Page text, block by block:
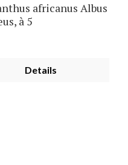
africanus Albus
à 5
Details